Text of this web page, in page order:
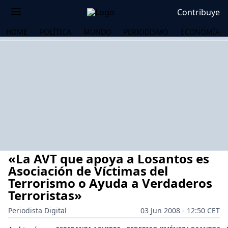
Contribuye
HOME POLÍTICA MUNDO PERIODISMO ECONOMÍA
«La AVT que apoya a Losantos es
Asociación de Víctimas del
Terrorismo o Ayuda a Verdaderos
Terroristas»
Periodista Digital
03 Jun 2008 - 12:50 CET